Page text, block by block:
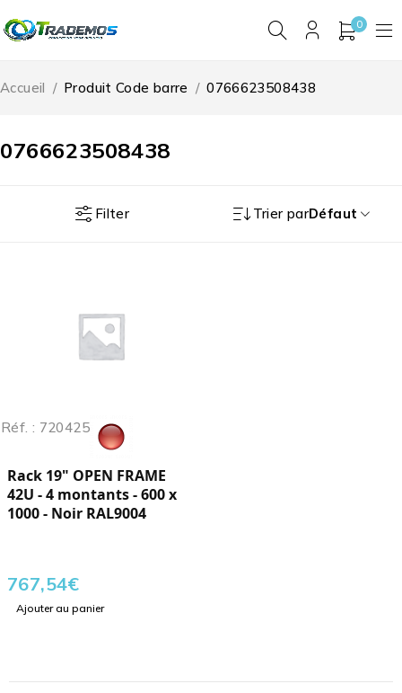
0
0766623508438
Accueil / Produit Code barre / 0766623508438
Filter Trier parDéfaut
Réf. : 720425
Rack 19" OPEN FRAME
42U - 4 montants - 600 x
1000 - Noir RAL9004
767,54€
Ajouter au panier